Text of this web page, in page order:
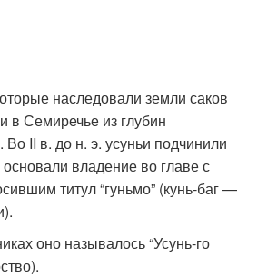
наследовали земли саков
в Семиречье из глубин
II в. до н. э. усуньи подчинили
владение во главе с
титул “гуньмо” (кунь-баг —
оно называлось “Усунь-го